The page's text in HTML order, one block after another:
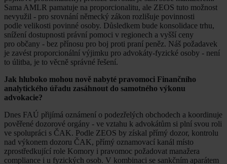
Sama AMLR pamatuje na proporcionalitu, ale ZEOS tuto možnost
nevyužil - pro srovnání německý zákon rozlišuje povinnosti
podle velikosti povinné osoby. Důsledkem bude konsolidace trhu,
snížení dostupnosti právní pomoci v regionech a vyšší ceny
pro občany - bez přínosu pro boj proti praní peněz. Náš požadavek
je zavést proporcionální výjimku pro advokáty-fyzické osoby - není
to úlitba, je to věcně správné řešení.
Jak hluboko mohou nově nabyté pravomoci Finančního
analytického úřadu zasáhnout do samotného výkonu
advokacie?
Dnes FAÚ přijímá oznámení o podezřelých obchodech a koordinuje
pověřené dozorové orgány - ve vztahu k advokátům si plní svou roli
ve spolupráci s ČAK. Podle ZEOS by získal přímý dozor, kontrolu
nad výkonem dozoru ČAK, přímý oznamovací kanál místo
zprostředkující role Komory i pravomoc požadovat manažera
compliance i u fyzických osob. V kombinaci se sankčním aparátem